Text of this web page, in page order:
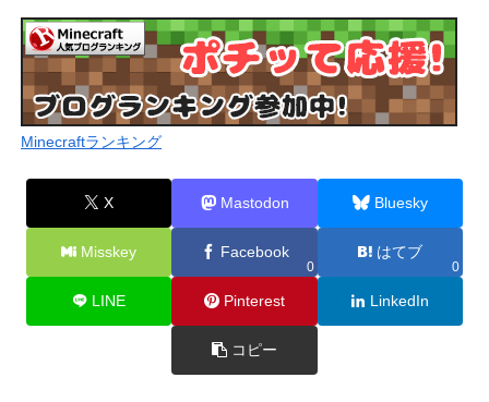
Minecraftランキング
X Mastodon Bluesky
Misskey Facebook
0
はてブ
0
LINE Pinterest LinkedIn
コピー